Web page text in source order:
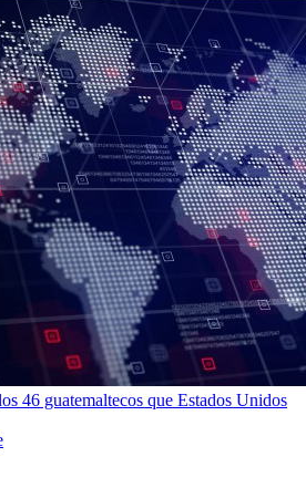
46 guatemaltecos que Estados Unidos